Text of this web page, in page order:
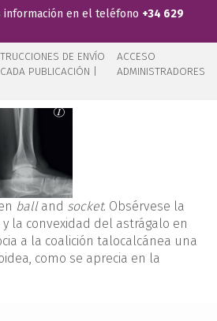
información en el teléfono +34 629
DE ENVÍO
PUBLICACIÓN |
ACCESO
ADMINISTRADORES
balland socket. Obsérvese la
la convexidad del astrágalo en
a la coalición talocalcánea una
como se aprecia en la